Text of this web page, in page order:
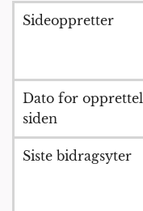
Sideoppretter
Dato for
siden
Siste bidragsyter